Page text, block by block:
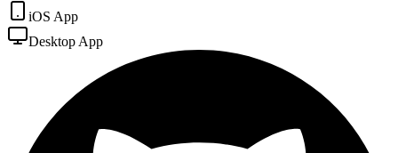
iOS App
Desktop App